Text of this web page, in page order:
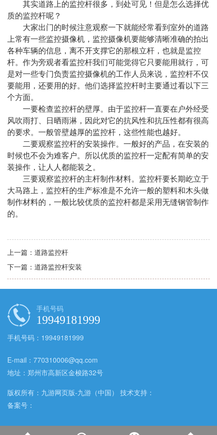
其实道路上的监控杆很多，到处可见！但是怎么选择优
质的监控杆呢？
大家出门的时候注意观察一下就能经常看到室外的道路
上常有一些监控摄像机，监控摄像机要能够清晰准确的拍出
各种车辆的信息，离不开支撑它的那根立杆，也就是监控
杆。作为旁观者看监控杆我们可能觉得它只要能用就行，可
是对一些专门负责监控摄像机的工作人员来说，监控杆不仅
要能用，还要用的好。他们选择监控杆时主要通过看以下三
个方面。
一要检查监控杆的壁厚。由于监控杆一直要在户外经受
风吹雨打、日晒雨淋，因此对它的抗风性和抗压性都有很高
的要求。一般管壁越厚的监控杆，这些性能也越好。
二要观察监控杆的安装操作。一般好的产品，在安装的
时候也不会为难客户。所以优质的监控杆一定配有简单的安
装操作，让人人都能装之。
三要观察监控杆的主杆制作材料。监控杆要长期屹立于
大马路上，监控杆的生产标准是不允许一般的塑料和木头做
制作材料的，一般比较优质的监控杆都是采用无缝钢管制作
的。
上一篇： 道路监控杆
下一篇： 道路监控杆安装
手机号码
19949181999
手机号码：19949181999
E-mail：770310006@qq.com
地址：郑州市高新区金梭路32号
版权所有：九游网页版-九游（中国） 技术支持：
备案号：